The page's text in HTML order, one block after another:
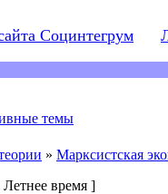
Социнтегрум
темы
» Марксистская
время ]